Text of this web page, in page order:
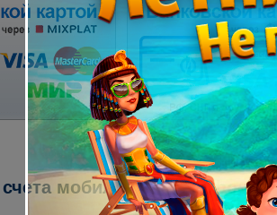
мобильного телефона: